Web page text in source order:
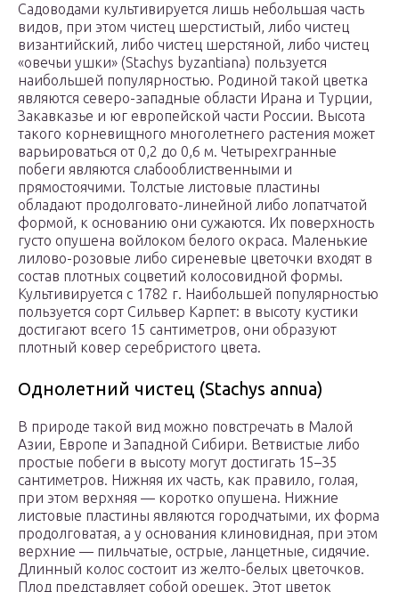
Садоводами культивируется лишь небольшая часть
видов, при этом чистец шерстистый, либо чистец
византийский, либо чистец шерстяной, либо чистец
«овечьи ушки» (Stachys byzantiana) пользуется
наибольшей популярностью. Родиной такой цветка
являются северо-западные области Ирана и Турции,
Закавказье и юг европейской части России. Высота
такого корневищного многолетнего растения может
варьироваться от 0,2 до 0,6 м. Четырехгранные
побеги являются слабооблиственными и
прямостоячими. Толстые листовые пластины
обладают продолговато-линейной либо лопатчатой
формой, к основанию они сужаются. Их поверхность
густо опушена войлоком белого окраса. Маленькие
лилово-розовые либо сиреневые цветочки входят в
состав плотных соцветий колосовидной формы.
Культивируется с 1782 г. Наибольшей популярностью
пользуется сорт Сильвер Карпет: в высоту кустики
достигают всего 15 сантиметров, они образуют
плотный ковер серебристого цвета.
Однолетний чистец (Stachys annua)
В природе такой вид можно повстречать в Малой
Азии, Европе и Западной Сибири. Ветвистые либо
простые побеги в высоту могут достигать 15–35
сантиметров. Нижняя их часть, как правило, голая,
при этом верхняя — коротко опушена. Нижние
листовые пластины являются городчатыми, их форма
продолговатая, а у основания клиновидная, при этом
верхние — пильчатые, острые, ланцетные, сидячие.
Длинный колос состоит из желто-белых цветочков.
Плод представляет собой орешек. Этот цветок